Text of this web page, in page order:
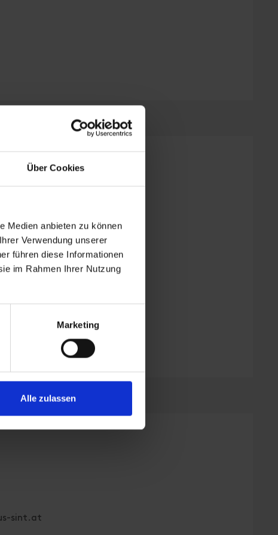
Über Cookies
Medien anbieten zu können
Verwendung unserer
führen diese Informationen
im Rahmen Ihrer Nutzung
Marketing
Alle zulassen
sint.at
sint.at